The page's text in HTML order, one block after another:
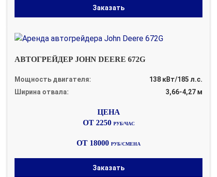
Заказать
АВТОГРЕЙДЕР JOHN DEERE 672G
Мощность двигателя:
138 кВт/185 л.с.
Ширина отвала:
3,66-4,27 м
ОТ 2250 РУБ/ЧАС
ОТ 18000 РУБ/СМЕНА
Заказать